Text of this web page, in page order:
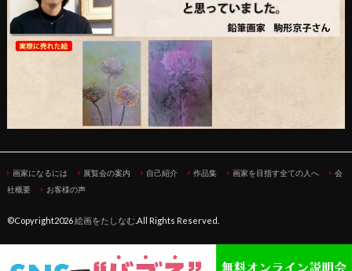
画家になるには 展覧会の案内 自己紹介 作品集 画家を目指す全ての人へ
会
社概要
お客様の声
©Copyright2026絵画をたしなむ.All Rights Reserved.